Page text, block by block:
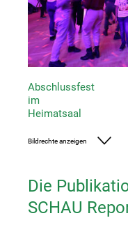
Abschlussfest
im
Heimatsaal
Bildrechte anzeigen
Die
SCHAU